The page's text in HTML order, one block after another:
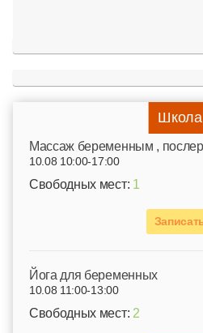
Школа
Mассаж беременным ,
10.08 10:00-17:00
Свободных мест: 1
Йога для беременных
10.08 11:00-13:00
Свободных мест: 2